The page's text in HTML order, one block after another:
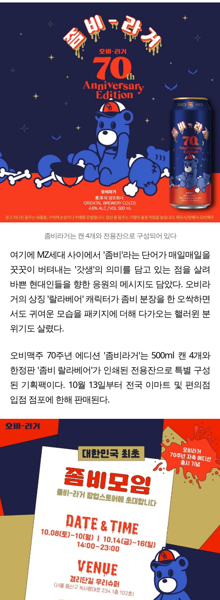
좀비라거는 캔 4개와 전용잔으로 구성되어 있다
여기에 MZ세대 사이에서 '좀비'라는 단어가 매일매일을
꿋꿋이 버텨내는 '갓생'의 의미를 담고 있는 점을 살려
바쁜 현대인들을 향한 응원의 메시지도 담았다. 오비라
거의 상징 '랄라베어' 캐릭터가 좀비 분장을 한 오싹하면
서도 귀여운 모습을 패키지에 더해 다가오는 핼러윈 분
위기도 살렸다.
오비맥주 70주년 에디션 '좀비라거'는 500ml 캔 4개와
한정판 '좀비 랄라베어'가 인쇄된 전용잔으로 특별 구성
된 기획팩이다. 10월 13일부터 전국 이마트 및 편의점
입점 점포에 한해 판매된다.